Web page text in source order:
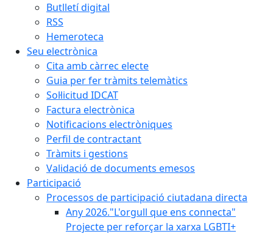
Butlletí digital
RSS
Hemeroteca
Seu electrònica
Cita amb càrrec electe
Guia per fer tràmits telemàtics
Sol·licitud IDCAT
Factura electrònica
Notificacions electròniques
Perfil de contractant
Tràmits i gestions
Validació de documents emesos
Participació
Processos de participació ciutadana directa
Any 2026."L'orgull que ens connecta"
Projecte per reforçar la xarxa LGBTI+